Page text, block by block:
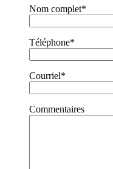
Nom complet*
Téléphone*
Courriel*
Commentaires